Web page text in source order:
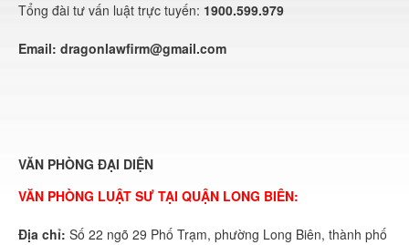
Tổng đài tư vấn luật trực tuyến: 1900.599.979
Email: dragonlawfirm@gmail.com
VĂN PHÒNG ĐẠI DIỆN
VĂN PHÒNG LUẬT SƯ TẠI QUẬN LONG BIÊN:
Địa chỉ: Số 22 ngõ 29 Phố Trạm, phường Long Biên, thành phố